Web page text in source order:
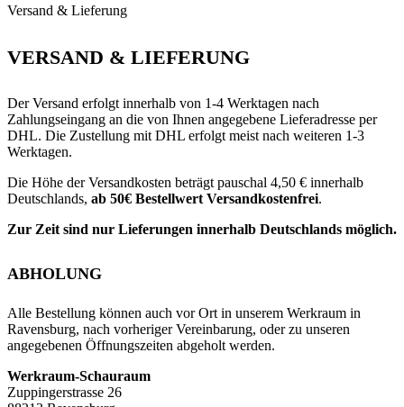
Versand & Lieferung
VERSAND & LIEFERUNG
Der Versand erfolgt innerhalb von 1-4 Werktagen nach
Zahlungseingang an die von Ihnen angegebene Lieferadresse per
DHL. Die Zustellung mit DHL erfolgt meist nach weiteren 1-3
Werktagen.
Die Höhe der Versandkosten beträgt pauschal 4,50 € innerhalb
Deutschlands, ab 50€ Bestellwert Versandkostenfrei.
Zur Zeit sind nur Lieferungen innerhalb Deutschlands möglich.
ABHOLUNG
Alle Bestellung können auch vor Ort in unserem Werkraum in
Ravensburg, nach vorheriger Vereinbarung, oder zu unseren
angegebenen Öffnungszeiten abgeholt werden.
Werkraum-Schauraum
Zuppingerstrasse 26